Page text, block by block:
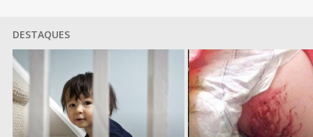
DESTAQUES